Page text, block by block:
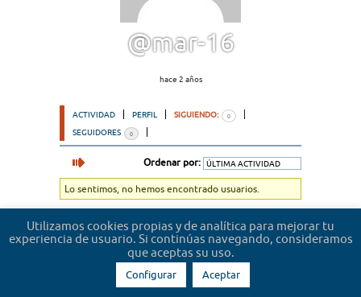
@mar-16
hace 2 años
ACTIVIDAD PERFIL SIGUIENDO: 0
SEGUIDORES 0
Ordenar por:
Lo sentimos, no hemos encontrado usuarios.
Utilizamos cookies propias y de analítica para mejorar tu
experiencia de usuario. Si continúas navegando, consideramos
que aceptas su uso.
Configurar Aceptar